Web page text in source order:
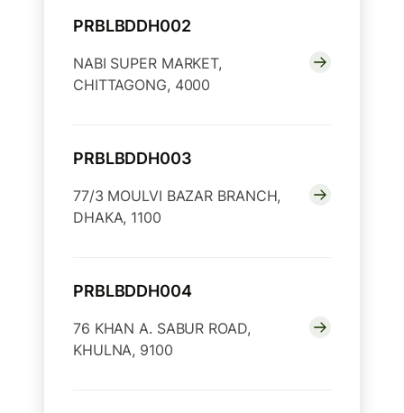
PRBLBDDH002
NABI SUPER MARKET,
CHITTAGONG, 4000
PRBLBDDH003
77/3 MOULVI BAZAR BRANCH,
DHAKA, 1100
PRBLBDDH004
76 KHAN A. SABUR ROAD,
KHULNA, 9100